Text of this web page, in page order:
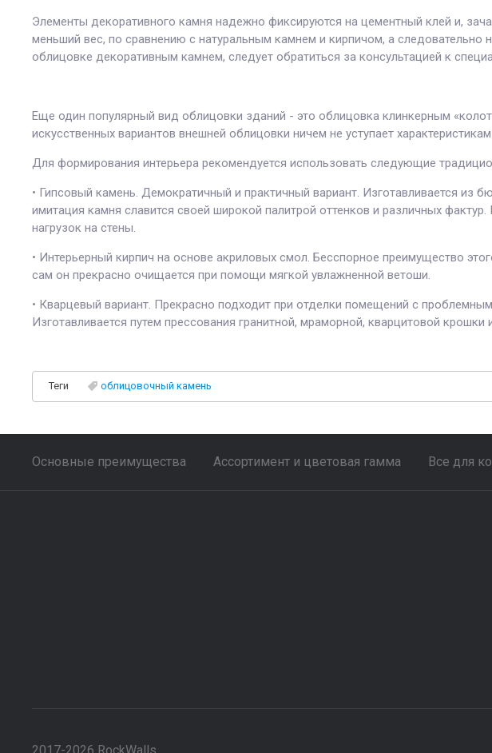
Элементы декоративного камня надежно фиксируются на цементный клей и,
меньший вес, по сравнению с натуральным камнем и кирпичом, а
облицовке декоративным камнем, следует обратиться за консультацией к
Еще один популярный вид облицовки зданий - это облицовка клинкерным
искусственных вариантов внешней облицовки ничем не уступает
Для формирования интерьера рекомендуется использовать следующие
• Гипсовый камень. Демократичный и практичный вариант. Изготавливается
имитация камня славится своей широкой палитрой оттенков и различных
нагрузок на стены.
• Интерьерный кирпич на основе акриловых смол. Бесспорное преимущество
сам он прекрасно очищается при помощи мягкой увлажненной ветоши.
• Кварцевый вариант. Прекрасно подходит при отделки помещений с
Изготавливается путем прессования гранитной, мраморной, кварцитовой
Теги облицовочный камень
Основные преимущества Ассортимент и цветовая гамма Все для